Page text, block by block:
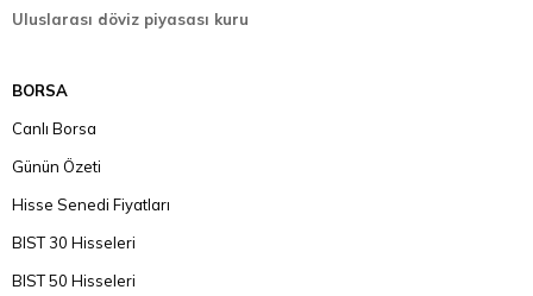
Uluslarası döviz piyasası kuru
BORSA
Canlı Borsa
Günün Özeti
Hisse Senedi Fiyatları
BIST 30 Hisseleri
BIST 50 Hisseleri